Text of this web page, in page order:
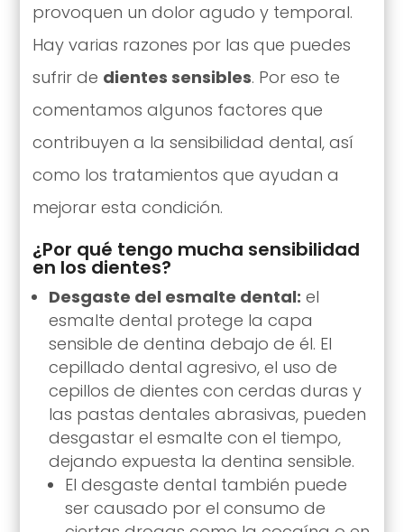
provoquen un dolor agudo y temporal.
Hay varias razones por las que puedes
sufrir de dientes sensibles. Por eso te
comentamos algunos factores que
contribuyen a la sensibilidad dental, así
como los tratamientos que ayudan a
mejorar esta condición.
¿Por qué tengo mucha sensibilidad
en los dientes?
Desgaste del esmalte dental: el
esmalte dental protege la capa
sensible de dentina debajo de él. El
cepillado dental agresivo, el uso de
cepillos de dientes con cerdas duras y
las pastas dentales abrasivas, pueden
desgastar el esmalte con el tiempo,
dejando expuesta la dentina sensible.
El desgaste dental también puede
ser causado por el consumo de